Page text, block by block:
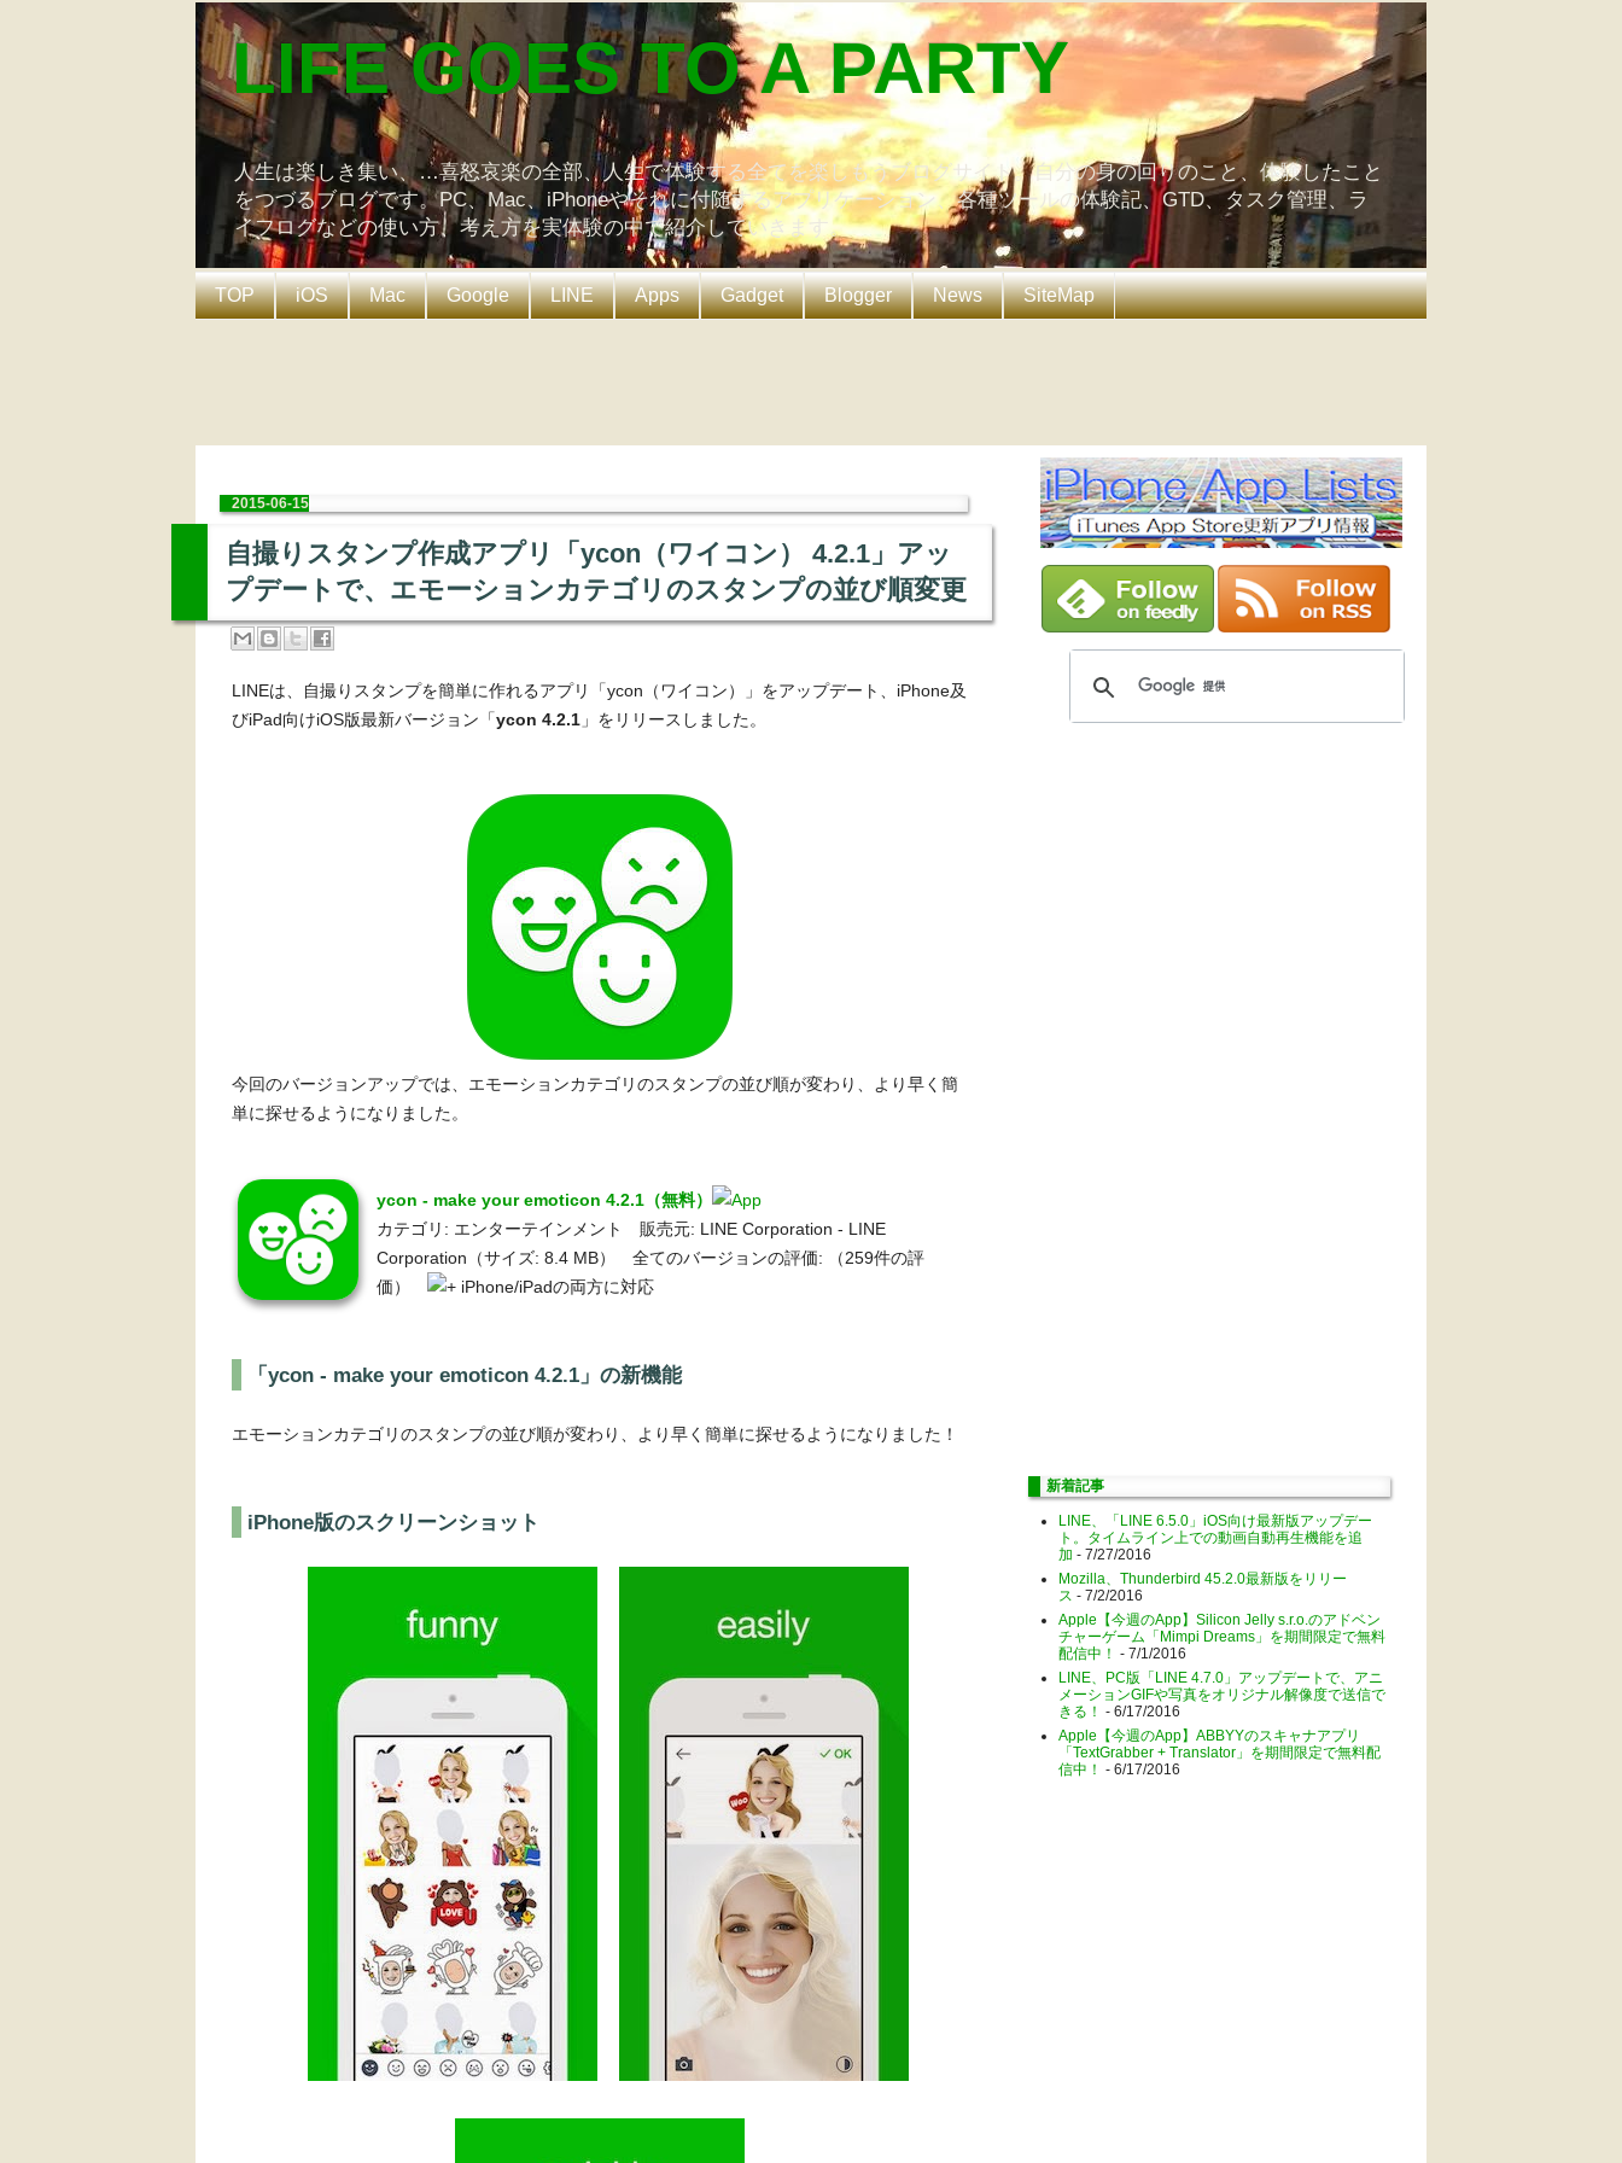
LIFE GOES TO A PARTY
人生は楽しき集い、…喜怒哀楽の全部、人生で体験する全てを楽しもうブログサイト。自分の身の回りのこと、体験したこと
をつづるブログです。PC、Mac、iPhoneやそれに付随するアプリケーション、各種ツールの体験記、GTD、タスク管理、ラ
イフログなどの使い方、考え方を実体験の中で紹介していきます。
TOP iOS Mac Google LINE Apps Gadget Blogger News SiteMap
2015-06-15
自撮りスタンプ作成アプリ「ycon（ワイコン） 4.2.1」アッ
プデートで、エモーションカテゴリのスタンプの並び順変更
LINEは、自撮りスタンプを簡単に作れるアプリ「ycon（ワイコン）」をアップデート、iPhone及
びiPad向けiOS版最新バージョン「ycon 4.2.1 」をリリースしました。
今回のバージョンアップでは、エモーションカテゴリのスタンプの並び順が変わり、より早く簡
単に探せるようになりました。
ycon - make your emoticon 4.2.1（無料）
カテゴリ: エンターテインメント 販売元: LINE Corporation - LINE
Corporation（サイズ: 8.4 MB） 全てのバージョンの評価:
（259件の評
価）
iPhone/iPadの両方に対応
「ycon - make your emoticon 4.2.1」の新機能
エモーションカテゴリのスタンプの並び順が変わり、より早く簡単に探せるようになりました！
iPhone版のスクリーンショット
新着記事
LINE、「LINE 6.5.0」iOS向け最新版アップデー
ト。タイムライン上での動画自動再生機能を追
加 - 7/27/2016
Mozilla、Thunderbird 45.2.0最新版をリリー
ス - 7/2/2016
Apple【今週のApp】Silicon Jelly s.r.o.のアドベン
チャーゲーム「Mimpi Dreams」を期間限定で無料
配信中！ - 7/1/2016
LINE、PC版「LINE 4.7.0」アップデートで、アニ
メーションGIFや写真をオリジナル解像度で送信で
きる！ - 6/17/2016
Apple【今週のApp】ABBYYのスキャナアプリ
「TextGrabber + Translator」を期間限定で無料配
信中！ - 6/17/2016